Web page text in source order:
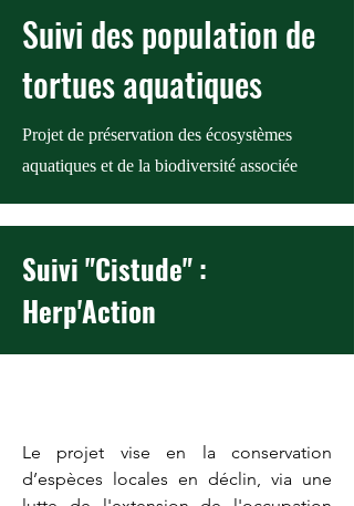
Suivi des population de
tortues aquatiques
Projet de préservation des écosystèmes
aquatiques et de la biodiversité associée
Suivi "Cistude" :
Herp'Action
Le projet vise en la conservation
d’espèces locales en déclin, via une